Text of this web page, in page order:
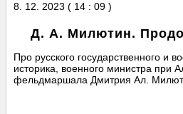
8. 12. 2023 ( 14 : 09 )
Д. А. Милютин.
Про русского государственного и
историка, военного министра при
фельдмаршала Дмитрия Ал.